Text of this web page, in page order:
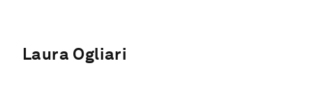
Laura Ogliari